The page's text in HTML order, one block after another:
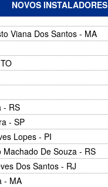
NOVOS INSTALADORES
Viana Dos Santos - MA
- RS
- SP
Lopes - PI
Machado De Souza - RS
Dos Santos - RJ
- MA